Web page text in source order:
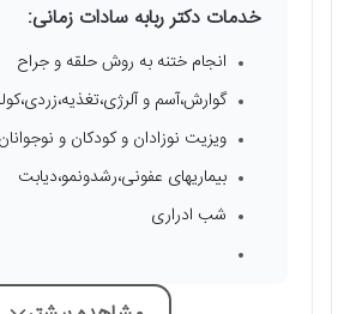
خدمات دکتر ربابه سادات زمانی:
انجام ختنه به روش حلقه و جراح
گوارش،آسم و
ویزیت نوزادان و کودکان و نوجوانان
بیماریهای عفونی،رشدونمو،دیابت
شب ادراری